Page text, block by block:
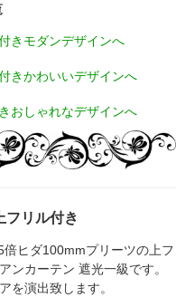
きモダンデザインへ
きかわいいデザインへ
おしゃれなデザインへ
フリル付き
ヒダ100mmプリーツの上フ
ンカーテン 遮光一級です。
を演出致します。